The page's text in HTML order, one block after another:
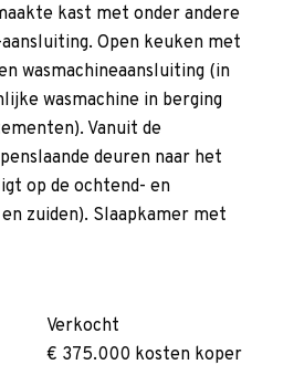
kast met onder andere
Open keuken met
wasmachineaansluiting (in
wasmachine in berging
Vanuit de
deuren naar het
op de ochtend- en
zuiden). Slaapkamer met
Verkocht
€ 375.000 kosten koper